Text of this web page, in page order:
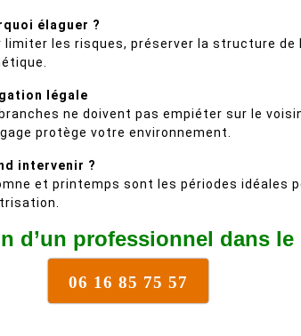
élaguer ?
limiter les risques, préserver la structure de
légale
ne doivent pas empiéter sur le
protège votre environnement.
intervenir ?
et printemps sont les périodes idéales
d’un professionnel dans le
06 16 85 75 57